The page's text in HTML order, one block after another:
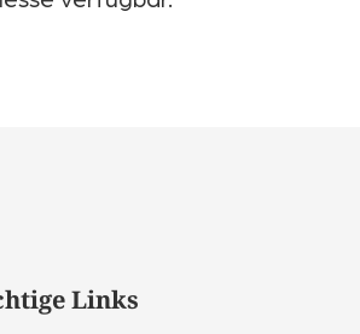
Links